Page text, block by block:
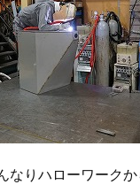
なりハローワーク